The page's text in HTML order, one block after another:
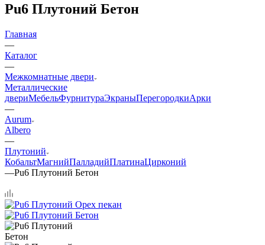
Pu6 Плутоний Бетон
Главная
—
Каталог
—
Межкомнатные двери
Металлические
двериМебельФурнитураЭкраныПерегородкиАрки
—
Aurum
Albero
—
Плутоний
КобальтМагнийПалладийПлатинаЦирконий
—Pu6 Плутоний Бетон